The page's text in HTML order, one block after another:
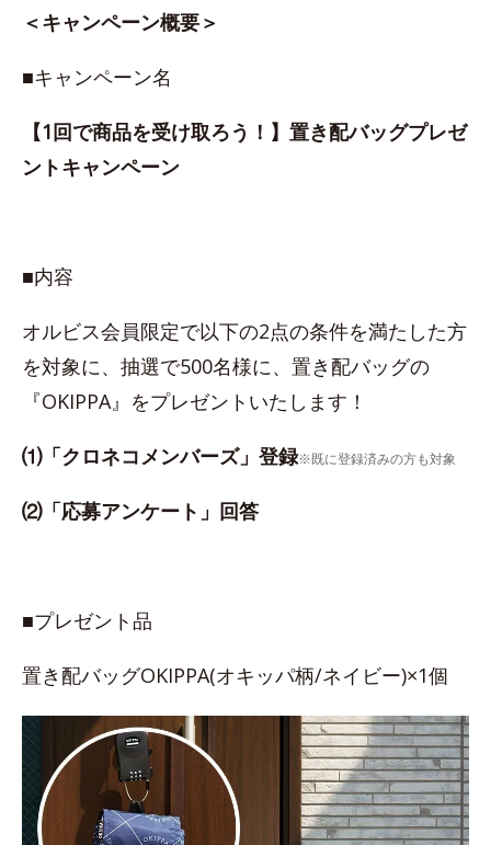
＜キャンペーン概要＞
■キャンペーン名
【1回で商品を受け取ろう！】置き配バッグプレゼ
ントキャンペーン
■内容
オルビス会員限定で以下の2点の条件を満たした方
を対象に、抽選で500名様に、置き配バッグの
『OKIPPA』をプレゼントいたします！
⑴「クロネコメンバーズ」登録※既に登録済みの方も対象
⑵「応募アンケート」回答
■プレゼント品
置き配バッグOKIPPA(オキッパ柄/ネイビー)×1個